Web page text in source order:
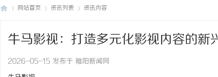
网站首页 资讯列表 资讯内容
牛马影视：打造多元化影视内容的新
2026-05-15 发布于 睢阳新闻网